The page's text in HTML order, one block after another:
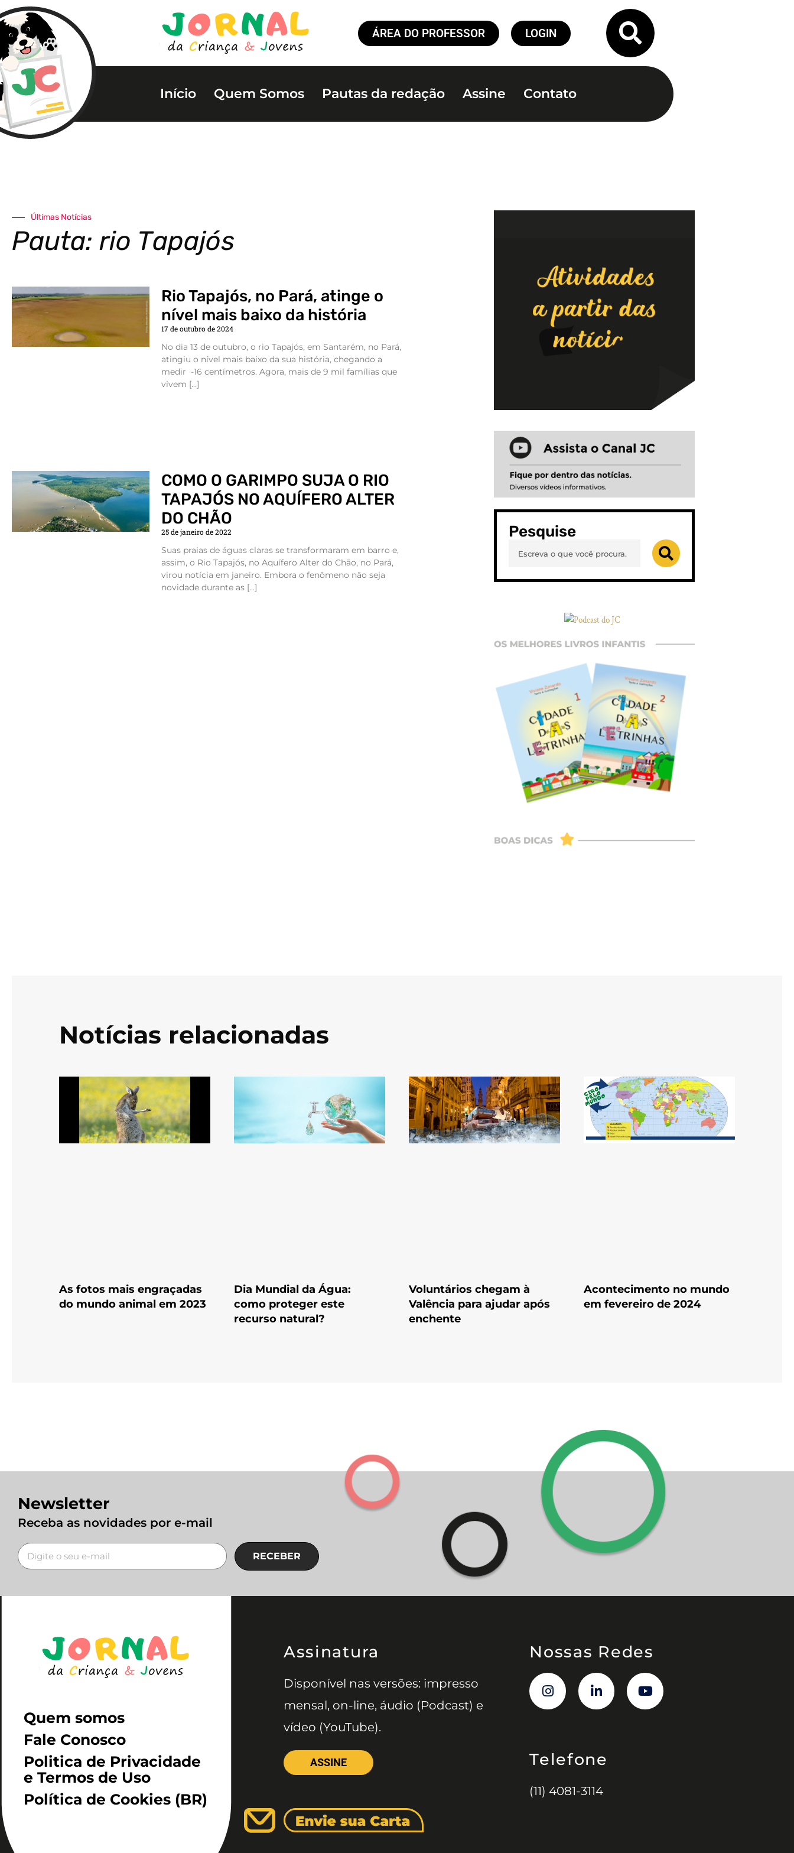
ÁREA DO PROFESSOR LOGIN
Início Quem Somos Pautas da redação Assine Contato
Últimas Notícias
Pauta: rio Tapajós
Rio Tapajós, no Pará, atinge o
nível mais baixo da história
17 de outubro de 2024
No dia 13 de outubro, o rio Tapajós, em Santarém, no Pará,
atingiu o nível mais baixo da sua história, chegando a
medir -16 centímetros. Agora, mais de 9 mil famílias que
vivem […]
COMO O GARIMPO SUJA O RIO
TAPAJÓS NO AQUÍFERO ALTER
DO CHÃO
25 de janeiro de 2022
Suas praias de águas claras se transformaram em barro e,
assim, o Rio Tapajós, no Aquífero Alter do Chão, no Pará,
virou notícia em janeiro. Embora o fenômeno não seja
novidade durante as […]
Pesquise
Notícias relacionadas
As fotos mais engraçadas
do mundo animal em 2023
Dia Mundial da Água:
como proteger este
recurso natural?
Voluntários chegam à
Valência para ajudar após
enchente
Acontecimento no mundo
em fevereiro de 2024
Newsletter
Receba as novidades por e-mail
RECEBER
Quem somos
Fale Conosco
Politica de Privacidade
e Termos de Uso
Política de Cookies (BR)
Assinatura
Disponível nas versões: impresso
mensal, on-line, áudio (Podcast) e
vídeo (YouTube).
ASSINE
Nossas Redes
Telefone
(11) 4081-3114